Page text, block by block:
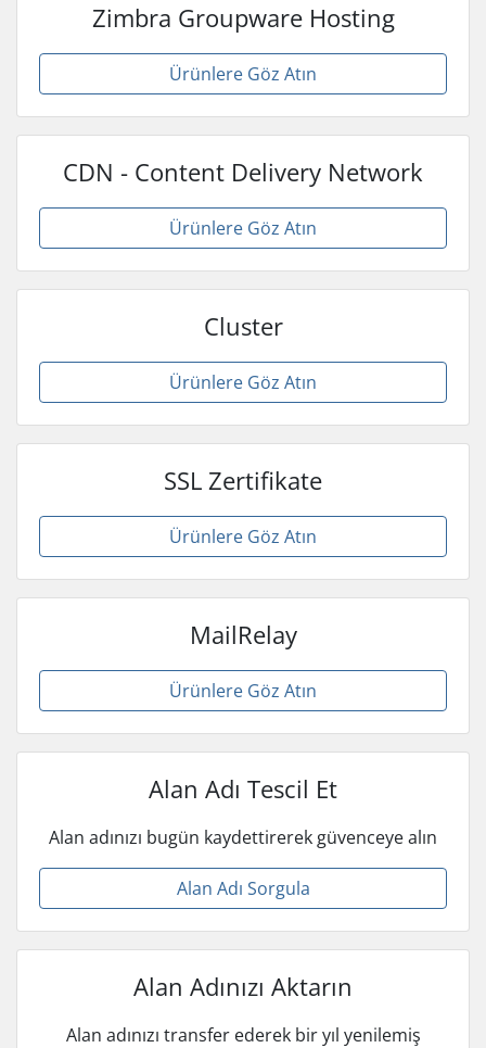
Zimbra Groupware Hosting
Ürünlere Göz Atın
CDN - Content Delivery Network
Ürünlere Göz Atın
Cluster
Ürünlere Göz Atın
SSL Zertifikate
Ürünlere Göz Atın
MailRelay
Ürünlere Göz Atın
Alan Adı Tescil Et
Alan adınızı bugün kaydettirerek güvenceye alın
Alan Adı Sorgula
Alan Adınızı Aktarın
Alan adınızı transfer ederek bir yıl yenilemiş